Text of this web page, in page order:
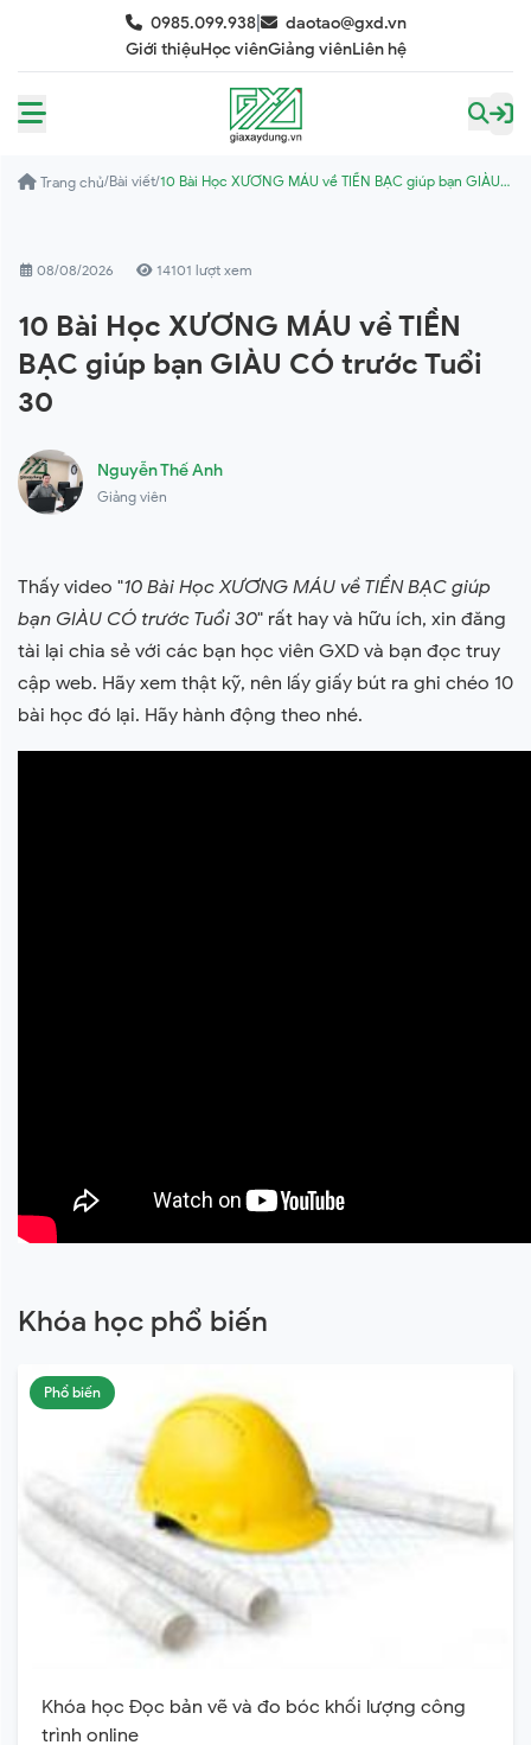
0985.099.938|
daotao@gxd.vn
Giới thiệuHọc viênGiảng viênLiên hệ
Trang chủ/Bài viết/10 Bài Học XƯƠNG MÁU về TIỀN BẠC giúp bạn GIÀU
08/08/2026 14101 lượt xem
10 Bài Học XƯƠNG MÁU về TIỀN
BẠC giúp bạn GIÀU CÓ trước Tuổi
30
Nguyễn Thế Anh
Giảng viên
Thấy video "10 Bài Học XƯƠNG MÁU về TIỀN BẠC giúp
bạn GIÀU CÓ trước Tuổi 30" rất hay và hữu ích, xin đăng
tài lại chia sẻ với các bạn học viên GXD và bạn đọc truy
cập web. Hãy xem thật kỹ, nên lấy giấy bút ra ghi chéo 10
bài học đó lại. Hãy hành động theo nhé.
Khóa học phổ biến
Phổ biến
Khóa học Đọc bản vẽ và đo bóc khối lượng công
trình online